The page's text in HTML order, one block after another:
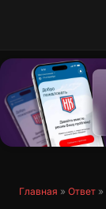
Главная » Ответ »